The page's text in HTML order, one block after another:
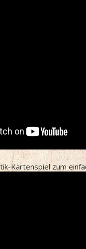
Kartenspiel zum